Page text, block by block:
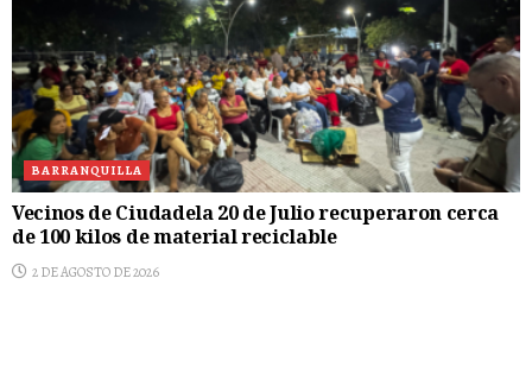
BARRANQUILLA
Vecinos de Ciudadela 20 de Julio recuperaron cerca
de 100 kilos de material reciclable
2 DE AGOSTO DE 2026